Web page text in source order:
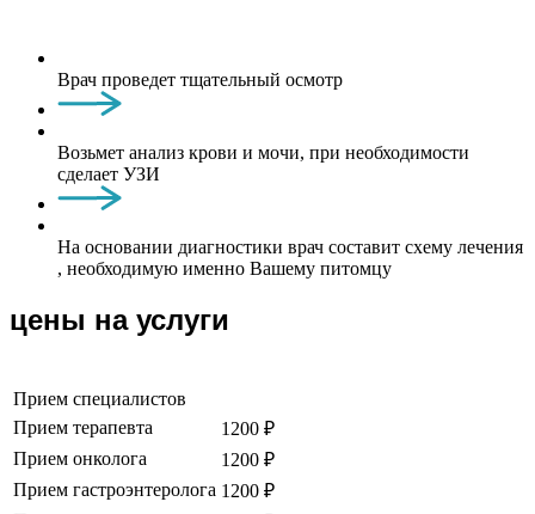
Врач проведет тщательный осмотр
Возьмет анализ крови и мочи, при необходимости
сделает УЗИ
На основании диагностики врач составит схему лечения
, необходимую именно Вашему питомцу
цены на услуги
Прием специалистов
Прием терапевта
1200 ₽
Прием онколога
1200 ₽
Прием гастроэнтеролога 1200 ₽